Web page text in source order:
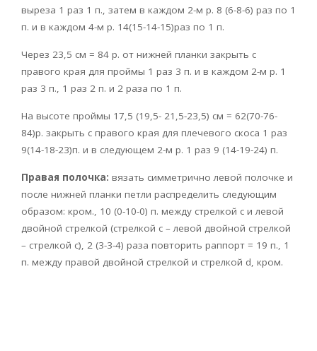
выреза 1 раз 1 п., затем в каждом 2-м р. 8 (6-8-6) раз по 1
п. и в каждом 4-м р. 14(15-14-15)раз по 1 п.
Через 23,5 см = 84 р. от нижней планки закрыть с
правого края для проймы 1 раз 3 п. и в каждом 2-м р. 1
раз 3 п., 1 раз 2 п. и 2 раза по 1 п.
На высоте проймы 17,5 (19,5- 21,5-23,5) см = 62(70-76-
84)р. закрыть с правого края для плечевого скоса 1 раз
9(14-18-23)п. и в следующем 2-м р. 1 раз 9 (14-19-24) п.
Правая полочка: вязать симметрично левой полочке и
после нижней планки петли распределить следующим
образом: кром., 10 (0-10-0) п. между стрелкой с и левой
двойной стрелкой (стрелкой с – левой двойной стрелкой
– стрелкой с), 2 (3-3-4) раза повторить раппорт = 19 п., 1
п. между правой двойной стрелкой и стрелкой d, кром.